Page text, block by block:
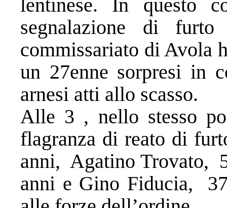
lentinese. In questo
segnalazione di
commissariato di Avola
un 27enne sorpresi in
arnesi atti allo scasso.
Alle 3 , nello stesso
flagranza di reato di
anni, Agatino Trovato,
anni e Gino Fiducia,